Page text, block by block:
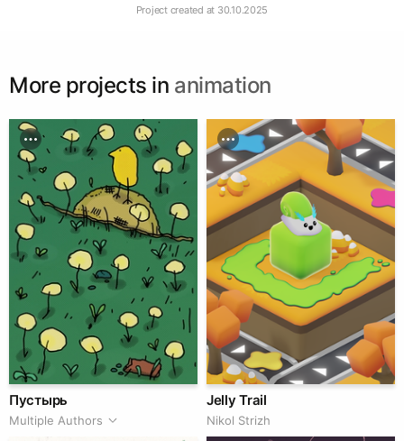
Project created at 30.10.2025
More projects in animation
Пустырь
Multiple Authors
Jelly Trail
Nikol Strizh